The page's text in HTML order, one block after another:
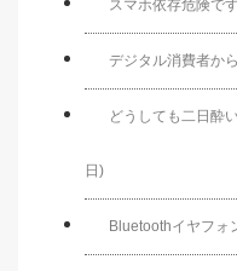
スマホ依存危険で
デジタル消費者か
どうしても二日酔
日)
Bluetoothイヤフォ